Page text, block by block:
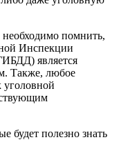
помнить,
Инспекции
является
Также, любое
уголовной
будет полезно знать